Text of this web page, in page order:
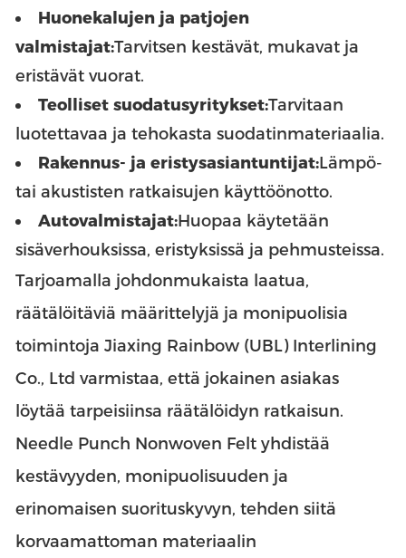
Huonekalujen ja patjojen
valmistajat:Tarvitsen kestävät, mukavat ja
eristävät vuorat.
Teolliset suodatusyritykset:Tarvitaan
luotettavaa ja tehokasta suodatinmateriaalia.
Rakennus- ja eristysasiantuntijat:Lämpö-
tai akustisten ratkaisujen käyttöönotto.
Autovalmistajat:Huopaa käytetään
sisäverhouksissa, eristyksissä ja pehmusteissa.
Tarjoamalla johdonmukaista laatua,
räätälöitäviä määrittelyjä ja monipuolisia
toimintoja Jiaxing Rainbow (UBL) Interlining
Co., Ltd varmistaa, että jokainen asiakas
löytää tarpeisiinsa räätälöidyn ratkaisun.
Needle Punch Nonwoven Felt yhdistää
kestävyyden, monipuolisuuden ja
erinomaisen suorituskyvyn, tehden siitä
korvaamattoman materiaalin